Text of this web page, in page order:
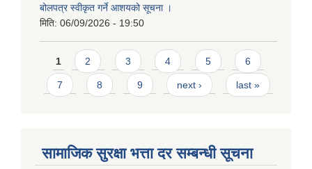
बोलपत्र स्वीकृत गर्ने आशयको सूचना ।
मिति: 06/09/2026 - 19:50
Pages
1 2 3 4 5 6
7 8 9 next › last »
सामाजिक सुरक्षा भत्ता दर सम्बन्धी सूचना